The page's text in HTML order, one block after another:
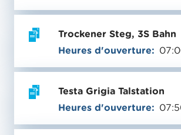
Trockener Steg, 3S Bahn
Heures d'ouverture:
Testa Grigia Talstation
Heures d'ouverture: